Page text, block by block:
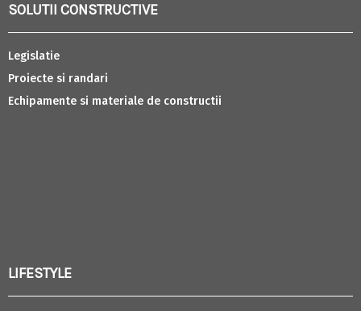
SOLUTII CONSTRUCTIVE
Legislatie
Proiecte si randari
Echipamente si materiale de constructii
LIFESTYLE